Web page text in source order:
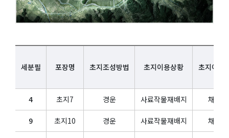
시설/장비현황
인증현황
빅데이터 구축사업
동물관리 시스템
품질관리 시스템
세분필 포장명 초지조성방법 초지이용상황 초지이용
4 초지7 경운 사료작물재배지 채초지
9 초지10 경운 사료작물재배지 채초지